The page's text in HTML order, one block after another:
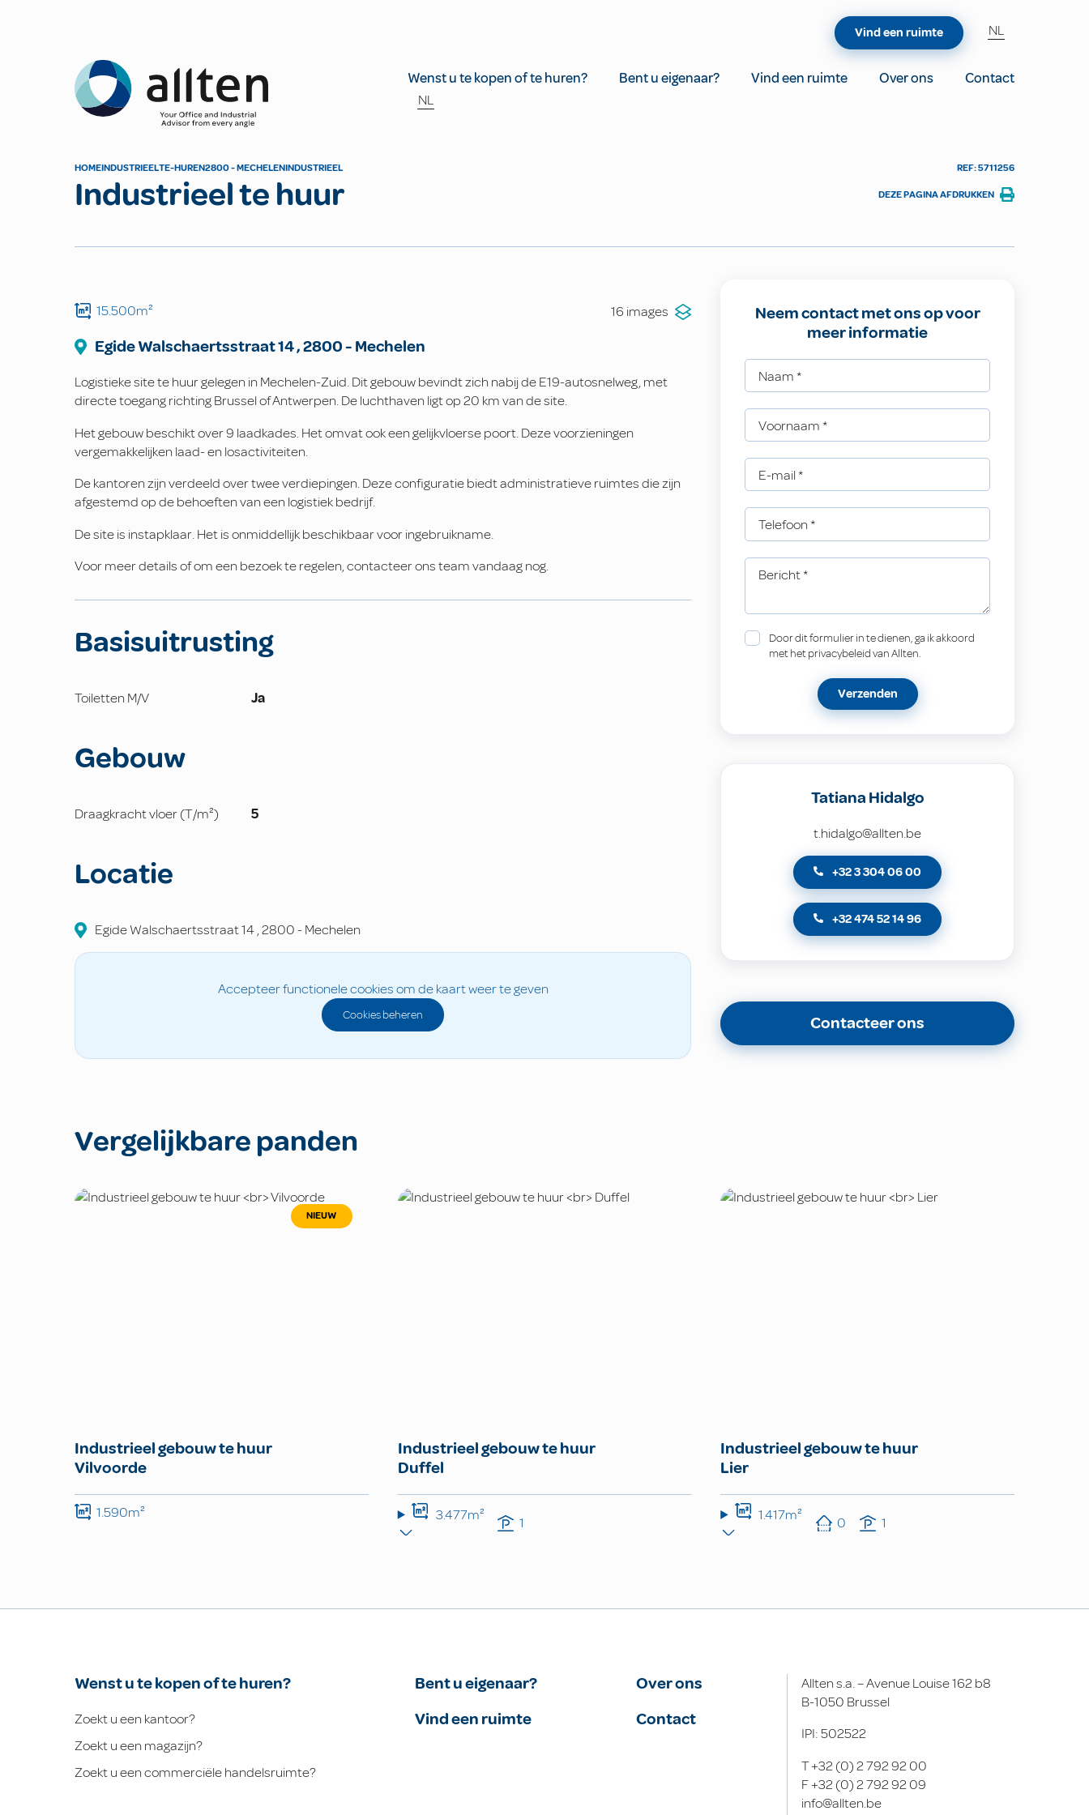
Allten
Wenst u te kopen of te huren? Bent u eigenaar? Vind een ruimte Over ons
Contact
NL
Vind een ruimte NL
HOMEINDUSTRIEELTE-HUREN2800 - MECHELENINDUSTRIEEL
Industrieel te huur
REF: 5711256
DEZE PAGINA AFDRUKKEN
15.500m² 16 images
Egide Walschaertsstraat14,2800- Mechelen
Logistieke site te huur gelegen in Mechelen-Zuid. Dit gebouw bevindt zich nabij de E19-autosnelweg, met
directe toegang richting Brussel of Antwerpen. De luchthaven ligt op 20 km van de site.
Het gebouw beschikt over 9 laadkades. Het omvat ook een gelijkvloerse poort. Deze voorzieningen
vergemakkelijken laad- en losactiviteiten.
De kantoren zijn verdeeld over twee verdiepingen. Deze configuratie biedt administratieve ruimtes die zijn
afgestemd op de behoeften van een logistiek bedrijf.
De site is instapklaar. Het is onmiddellijk beschikbaar voor ingebruikname.
Voor meer details of om een bezoek te regelen, contacteer ons team vandaag nog.
Basisuitrusting
Toiletten M/V Ja
Gebouw
Draagkracht vloer (T/m²) 5
Locatie
Egide Walschaertsstraat14,2800-Mechelen
Accepteer functionele cookies om de kaart weer te geven
Cookies beheren
Neem contact met ons op voor
meer informatie
Naam *
Voornaam *
E-mail *
Telefoon *
Bericht*
Door dit formulier in te dienen, ga ik akkoord
met het privacybeleid van Allten.
Verzenden
Tatiana Hidalgo
t.hidalgo@allten.be
+32 3 304 06 00
+32 474 52 14 96
Contacteer ons
Vergelijkbare panden
NIEUW
Industrieel gebouw te huur
Vilvoorde
1.590m²
Industrieel gebouw te huur
Duffel
3.477m² 1
Industrieel gebouw te huur
Lier
1.417m² 0 1
Wenst u te kopen of te huren?
Zoekt u een kantoor?
Zoekt u een magazijn?
Zoekt u een commerciële handelsruimte?
Bent u eigenaar?
Vind een ruimte
Over ons
Contact
Allten s.a. – Avenue Louise 162 b8
B-1050 Brussel
IPI: 502522
T+32 (0) 2 792 92 00
F+32 (0) 2 792 92 09
info@allten.be